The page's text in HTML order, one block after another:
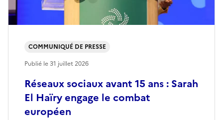
Réseaux sociaux avant 15 ans : Sarah
El Haïry engage le combat
européen
COMMUNIQUÉ DE PRESSE
Publié le31 juillet 2026